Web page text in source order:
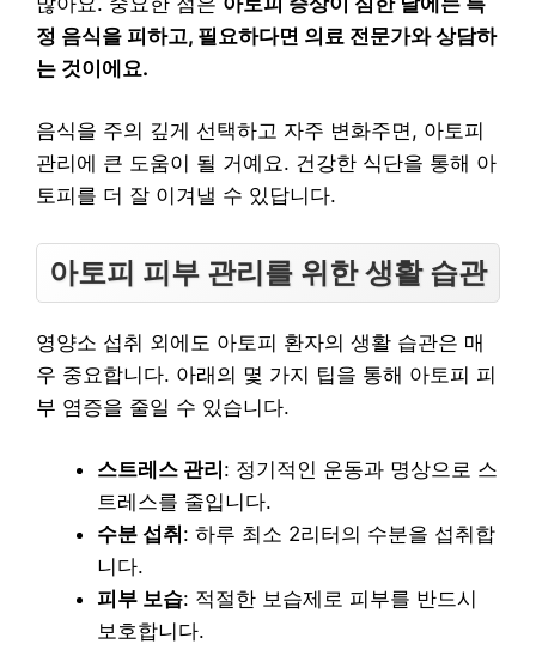
정 음식을 피하고, 필요하다면 의료 전문가와 상담하
는 것이에요.
음식을 주의 깊게 선택하고 자주 변화주면, 아토피
관리에 큰 도움이 될 거예요. 건강한 식단을 통해 아
토피를 더 잘 이겨낼 수 있답니다.
아토피 피부 관리를 위한 생활 습관
영양소 섭취 외에도 아토피 환자의 생활 습관은 매
우 중요합니다. 아래의 몇 가지 팁을 통해 아토피 피
부 염증을 줄일 수 있습니다.
스트레스 관리 : 정기적인 운동과 명상으로 스
트레스를 줄입니다.
수분 섭취 : 하루 최소 2리터의 수분을 섭취합
니다.
피부 보습: 적절한 보습제로 피부를 반드시
보호합니다.